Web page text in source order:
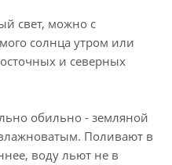
свет, можно с
солнца утром или
и северных
обильно - земляной
Поливают в
воду льют не в